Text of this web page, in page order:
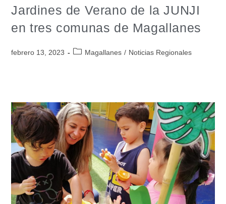
Jardines de Verano de la JUNJI
en tres comunas de Magallanes
febrero 13, 2023 Magallanes / Noticias Regionales